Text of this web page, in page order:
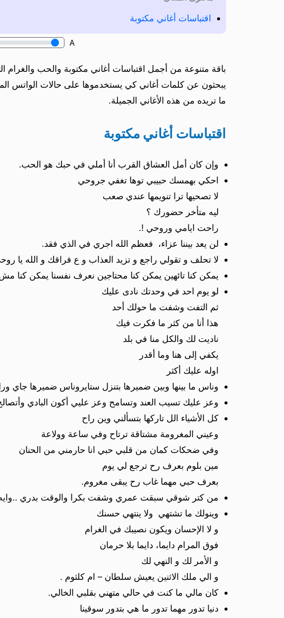
اقتباسات أغاني مكتوبة
A
باقة متنوعة من أجمل اقتباسات أغاني مكتوبة والحب والغرام
يبحثون عن كلمات أغاني كي يستخدموها على حالات الواتس
ما تريده من هذه الأغاني الجميلة.
اقتباسات أغاني مكتوبة
وإن كان أمل العشاق القرب أنا أملي في حبك هو الحب.
احكي بهمسك حبيبي توها تغفي جروحي
لا تصحيها ترا تنويمها عندي صعب
ليه متأخر حضورك ؟
راحت ايامي وروحي !.
لن يعد بيننا عزاء، فعظم الله اجري في الذي فقد.
لا تحلف و تقولي راجع و تزيد العذاب و ع فراقك و الله يا
يمكن كنا تائهين يمكن كنا محتاجين نعرف نفسنا يمكن كنا
لو يوم احد في وحدتك نادى عليك
ثم التفت وشفت ما حولك أحد
هذا أنا من كثر ما فكرت فيك
ناديت لك والكل منا في بلد
يكفي إلى هنا وما أقدر
اوله عليك أكثر
وناس ما بينها وبين ضميرها بتنزل ستايروناس ضميرها جاي
وعز عليك تسيب العند وتسامح وعز عليي أكون البادي
كل الأشياء الل تاركها بتسألني وين راح
وعيني المغرومة مشتاقة ترتاح وفي ساعة وولاعة
وفي ضحكات كمان من قلبي حبي انا حارمني من الحنان
مين بلوم بعرف رح ترجع لي يوم
بعرف حبي مهما غاب رح يبقى مغروم.
من كتر شوقي سبقت عمري وشفت بكرا والوقت بدري ..وايه
وينولك ما تشتهي ولا ينتهي حسنك
و لا الإحسان ويكون نصيبك في الغرام
فوق المرام دايما، دايما بلا حرمان
و الأمر لك و النهي لك
و الي ملك الاثنين يعيش سلطان – ام كلثوم .
كان مالي ما كنت في حالي متهني بقلبي الخالي.
دنيا تدور مهما تدور ما هي بتدور سوقينا